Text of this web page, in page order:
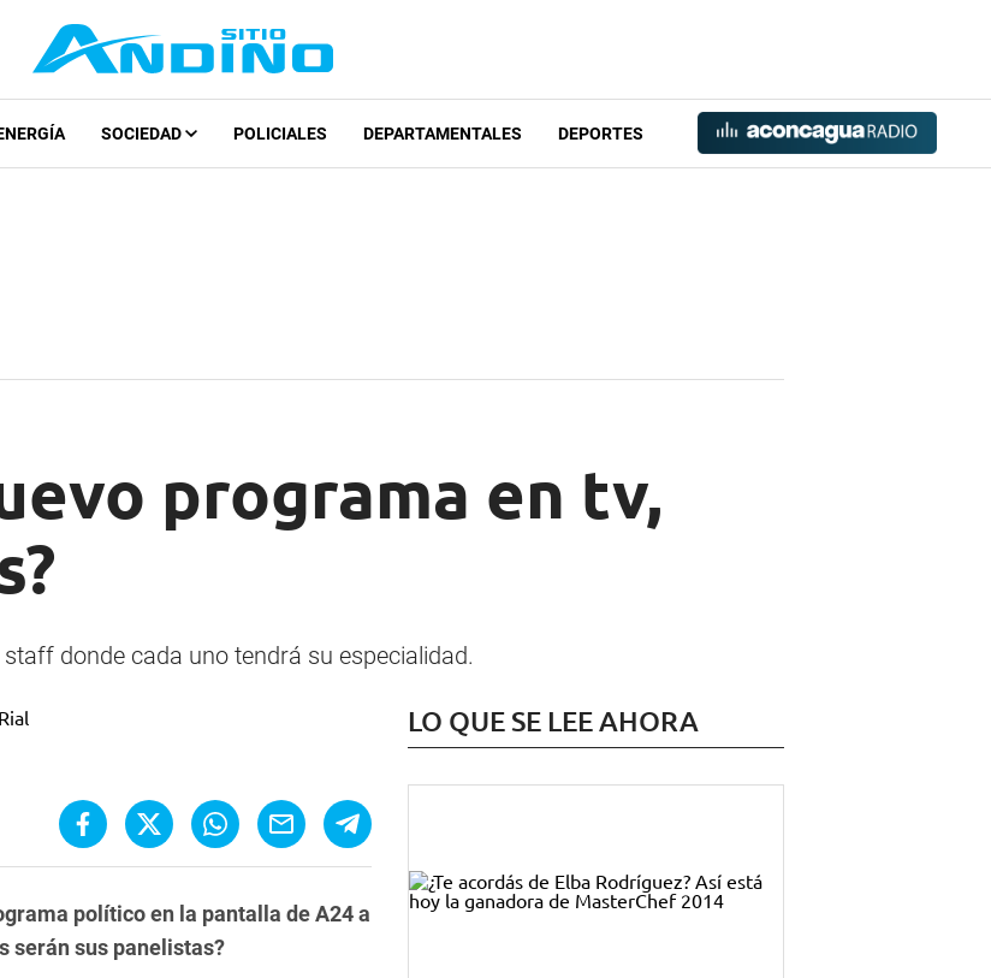
SOCIEDAD POLICIALES DEPARTAMENTALES DEPORTES
programa en tv,
donde cada uno tendrá su especialidad.
político en la pantalla de A24 a
serán sus panelistas?
LO QUE SE LEE AHORA